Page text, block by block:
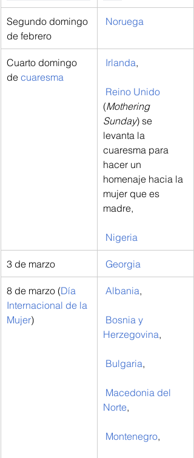
Segundo domingo
de febrero
Noruega
Cuarto domingo
de cuaresma
Irlanda,
Reino Unido
(Mothering
Sunday) se
levanta la
cuaresma para
hacer un
homenaje hacia la
mujer que es
madre,
Nigeria
3 de marzo Georgia
8 de marzo (Día
Internacional de la
Mujer)
Albania,
Bosnia y
Herzegovina,
Bulgaria,
Macedonia del
Norte,
Montenegro,